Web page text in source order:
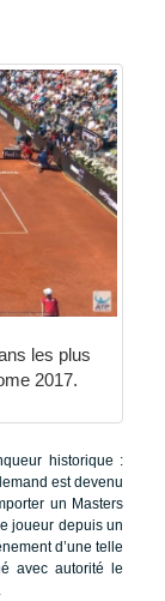
les plus
2017.
historique :
est devenu
un Masters
joueur depuis un
d’une telle
avec autorité le